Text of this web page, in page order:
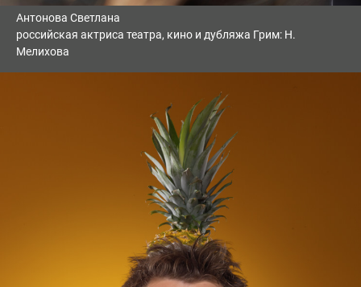
Антонова Светлана
российская актриса театра, кино и дубляжа Грим: Н.
Мелихова